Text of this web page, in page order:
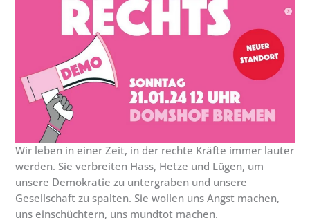
Wir leben in einer Zeit, in der rechte Kräfte immer lauter
werden. Sie verbreiten Hass, Hetze und Lügen, um
unsere Demokratie zu untergraben und unsere
Gesellschaft zu spalten. Sie wollen uns Angst machen,
uns einschüchtern, uns mundtot machen.